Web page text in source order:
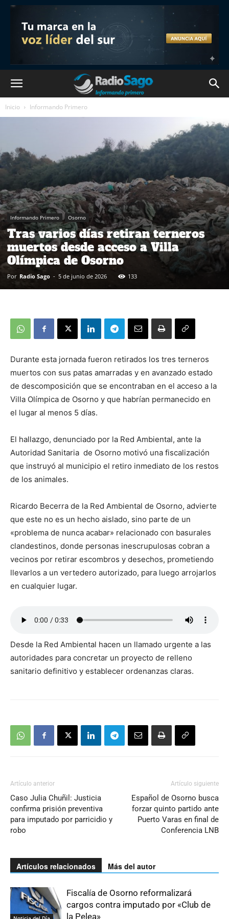
Inicio Informando Primero
Informando Primero Osorno
Tras varios días retiran terneros
muertos desde acceso a Villa
Olímpica de Osorno
Por Radio Sago - 5 de junio de 2026 133
Durante esta jornada fueron retirados los tres terneros
muertos con sus patas amarradas y en avanzado estado
de descomposición que se encontraban en el acceso a la
Villa Olímpica de Osorno y que habrían permanecido en
el lugar al menos 5 días.
El hallazgo, denunciado por la Red Ambiental, ante la
Autoridad Sanitaria de Osorno motivó una fiscalización
que instruyó al municipio el retiro inmediato de los restos
de los animales.
Ricardo Becerra de la Red Ambiental de Osorno, advierte
que este no es un hecho aislado, sino parte de un
«problema de nunca acabar» relacionado con basurales
clandestinos, donde personas inescrupulosas cobran a
vecinos por retirar escombros y desechos, prometiendo
llevarlos a un vertedero autorizado, para luego arrojarlos
en cualquier lugar.
Desde la Red Ambiental hacen un llamado urgente a las
autoridades para concretar un proyecto de relleno
sanitario definitivo y establecer ordenanzas claras.
Artículo anterior
Caso Julia Chuñil: Justicia
confirma prisión preventiva
para imputado por parricidio y
robo
Artículo siguiente
Español de Osorno busca
forzar quinto partido ante
Puerto Varas en final de
Conferencia LNB
Artículos relacionados Más del autor
Fiscalía de Osorno reformalizará
cargos contra imputado por «Club de
la Pelea»